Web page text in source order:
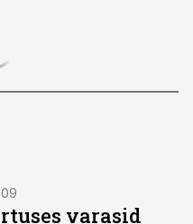
varasid